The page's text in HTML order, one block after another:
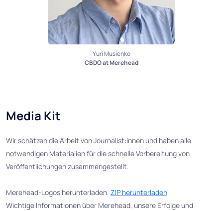
Yuri Musienko
CBDO at Merehead
Media Kit
Wir schätzen die Arbeit von Journalist:innen und haben alle
notwendigen Materialien für die schnelle Vorbereitung von
Veröffentlichungen zusammengestellt.
Merehead-Logos herunterladen. ZIP herunterladen
Wichtige Informationen über Merehead, unsere Erfolge und